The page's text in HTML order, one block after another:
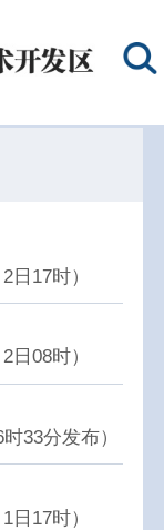
17时）
08时）
33分发布）
17时）